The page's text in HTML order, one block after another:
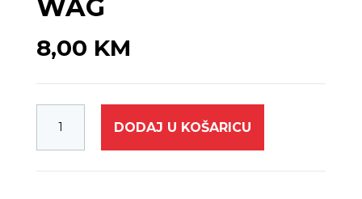
WAG
8,00 KM
DODAJ U KOŠARICU